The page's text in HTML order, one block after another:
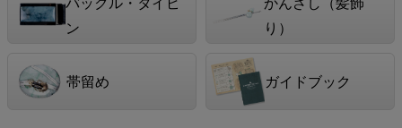
ン
り）
帯留め ガイドブック